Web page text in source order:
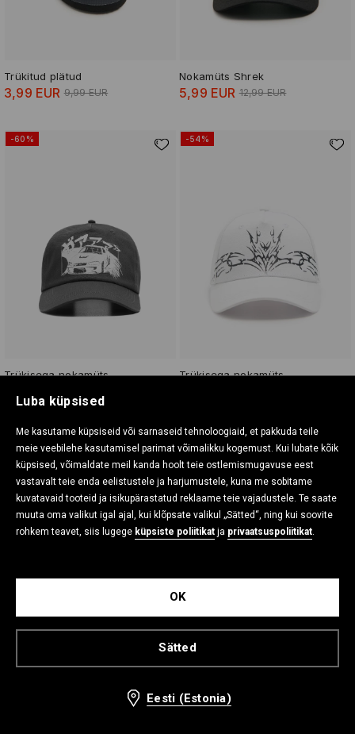
Luba küpsised
Me kasutame küpsiseid või sarnaseid tehnoloogiaid, et pakkuda teile
meie veebilehe kasutamisel parimat võimalikku kogemust. Kui lubate kõik
küpsised, võimaldate meil kanda hoolt teie ostlemismugavuse eest
vastavalt teie enda eelistustele ja harjumustele, kuna me sobitame
kuvatavaid tooteid ja isikupärastatud reklaame teie vajadustele. Te saate
muuta oma valikut igal ajal, kui klõpsate valikul „Sätted“, ning kui soovite
rohkem teavet, siis lugege küpsiste poliitikat ja privaatsuspoliitikat.
Sätted
OK
Eesti (Estonia)
Trükitud plätud
3,99 EUR 9,99 EUR
Nokamüts Shrek
5,99 EUR 12,99 EUR
-60%
Trükisega nokamüts
-54%
Trükisega nokamüts
-54% -46%
6,99 EUR